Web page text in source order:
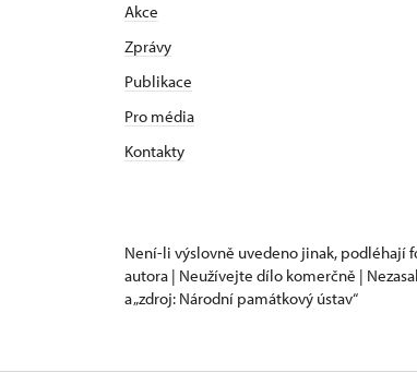
Akce
Zprávy
Publikace
Pro média
Kontakty
Není-li výslovně uvedeno jinak, podléhají
autora | Neužívejte dílo komerčně |
a „zdroj: Národní památkový ústav“